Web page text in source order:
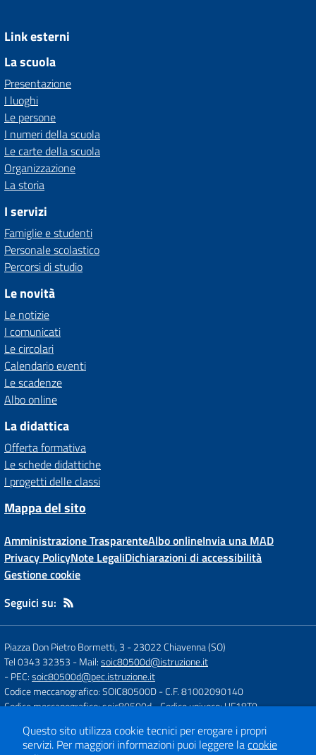
Link esterni
La scuola
Presentazione
I luoghi
Le persone
I numeri della scuola
Le carte della scuola
Organizzazione
La storia
I servizi
Famiglie e studenti
Personale scolastico
Percorsi di studio
Le novità
Le notizie
I comunicati
Le circolari
Calendario eventi
Le scadenze
Albo online
La didattica
Offerta formativa
Le schede didattiche
I progetti delle classi
Mappa del sito
Amministrazione TrasparenteAlbo onlineInvia una MAD
Privacy PolicyNote LegaliDichiarazioni di accessibilità
Gestione cookie
Seguici su:
Piazza Don Pietro Bormetti, 3 -23022 Chiavenna (SO)
Tel 0343 32353 - Mail:soic80500d@istruzione.it
- PEC:soic80500d@pec.istruzione.it
Codice meccanografico: SOIC80500D- C.F. 81002090140
Codice meccanografico: soic80500d- Codice univoco: UF18T0
Concept & Design by Designers Italia
Questo sito utilizza cookie tecnici per erogare i propri
servizi. Per maggiori informazioni puoi leggere lacookie